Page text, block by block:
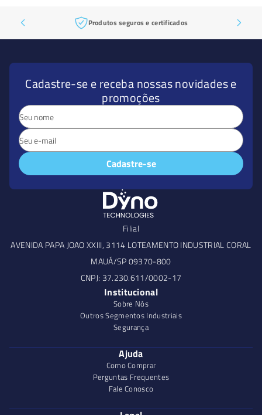
Produtos seguros e certificados
Cadastre-se e receba nossas novidades e
promoções
Cadastre-se
Filial
AVENIDA PAPA JOAO XXIII, 3114 LOTEAMENTO INDUSTRIAL CORAL
MAUÁ/SP 09370-800
CNPJ: 37.230.611/0002-17
Institucional
Sobre Nós
Outros Segmentos Industriais
Segurança
Ajuda
Como Comprar
Perguntas Frequentes
Fale Conosco